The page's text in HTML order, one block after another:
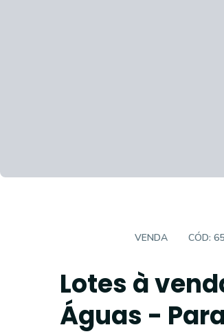
VENDA CÓD:
Lotes à
Águas -